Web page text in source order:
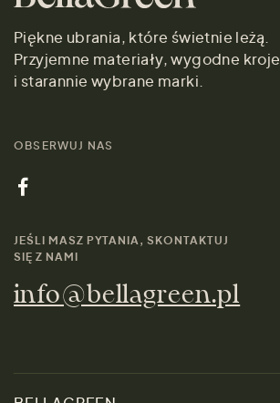
Piękne ubrania, które świetnie leżą.
Przyjemne materiały, wygodne kroje
i starannie wybrane marki.
OBSERWUJ NAS
JEŚLI MASZ PYTANIA, SKONTAKTUJ
SIĘ Z NAMI
info@bellagreen.pl